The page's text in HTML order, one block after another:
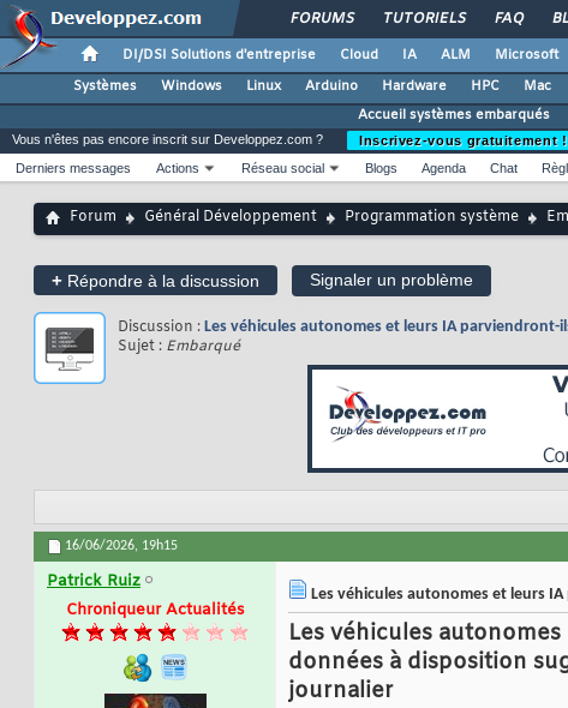
FORUMS TUTORIELS FAQ
DI/DSI Solutions d'entreprise Cloud IA ALM Microsoft
Systèmes
Windows Linux Arduino Hardware HPC Mac
Accueil systèmes embarqués
Vous n'êtes pas encore inscrit sur Developpez.com ?
Inscrivez-vous gratuitement !
Derniers messages
Actions Réseau social Blogs Agenda Chat
Forum Général Développement Programmation système
+ Répondre à la discussion Signaler un problème
Discussion : Les véhicules autonomes et leurs IA parviendront-
Sujet : Embarqué
16/06/2026, 19h15
Patrick Ruiz
Chroniqueur Actualités
Les véhicules autonomes et leurs
Les véhicules
données à disposition
journalier